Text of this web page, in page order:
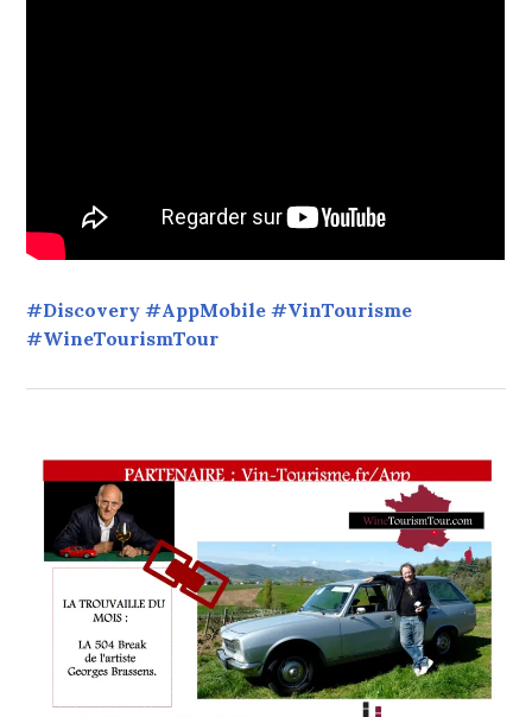
#Discovery #AppMobile #VinTourisme
#WineTourismTour